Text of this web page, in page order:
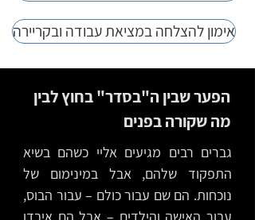
אימון להצלחה במציאת עבודה ובקריירה
הפער שבין ה"בסדר" בחוץ לבין
מה שקורה בפנים
גברים רבים מגיעים אליי כשהם בשיא
התפקוד שלהם, אבל במינימום של
נוכחות. הם שם עבור כולם – עבור הבוס,